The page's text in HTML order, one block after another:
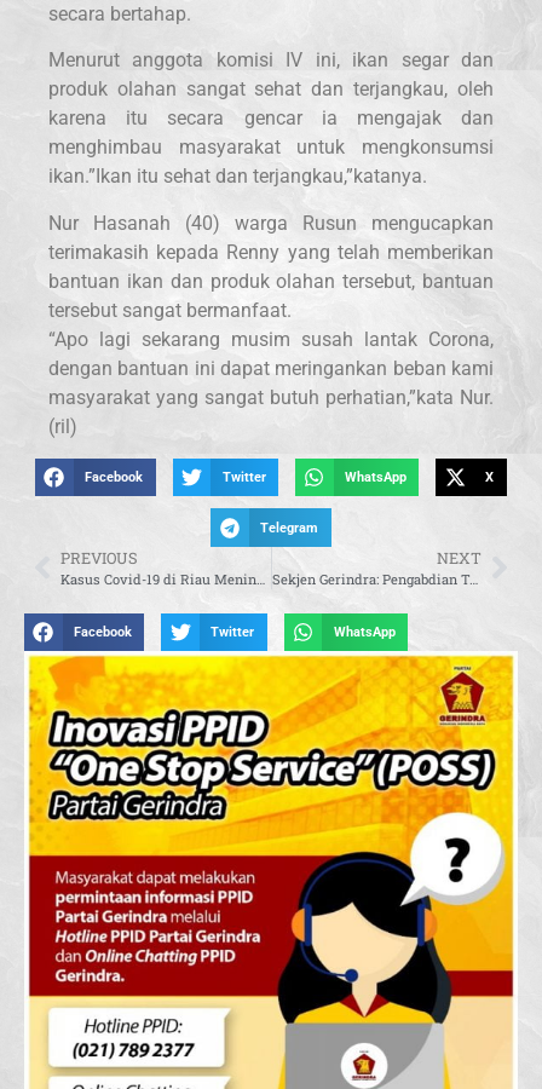
secara bertahap.
Menurut anggota komisi IV ini, ikan segar dan
produk olahan sangat sehat dan terjangkau, oleh
karena itu secara gencar ia mengajak dan
menghimbau masyarakat untuk mengkonsumsi
ikan.”Ikan itu sehat dan terjangkau,”katanya.
Nur Hasanah (40) warga Rusun mengucapkan
terimakasih kepada Renny yang telah memberikan
bantuan ikan dan produk olahan tersebut, bantuan
tersebut sangat bermanfaat.
“Apo lagi sekarang musim susah lantak Corona,
dengan bantuan ini dapat meringankan beban kami
masyarakat yang sangat butuh perhatian,”kata Nur.
(ril)
Facebook Twitter WhatsApp X
Telegram
PREVIOUS NEXT
Sekjen Gerindra: Pengabdian Tertinggi Seorang Pemimpin Adalah Memperjuangan Kepentingan Rakyat di Atas Kepentingan Pribadi
Facebook Twitter WhatsApp